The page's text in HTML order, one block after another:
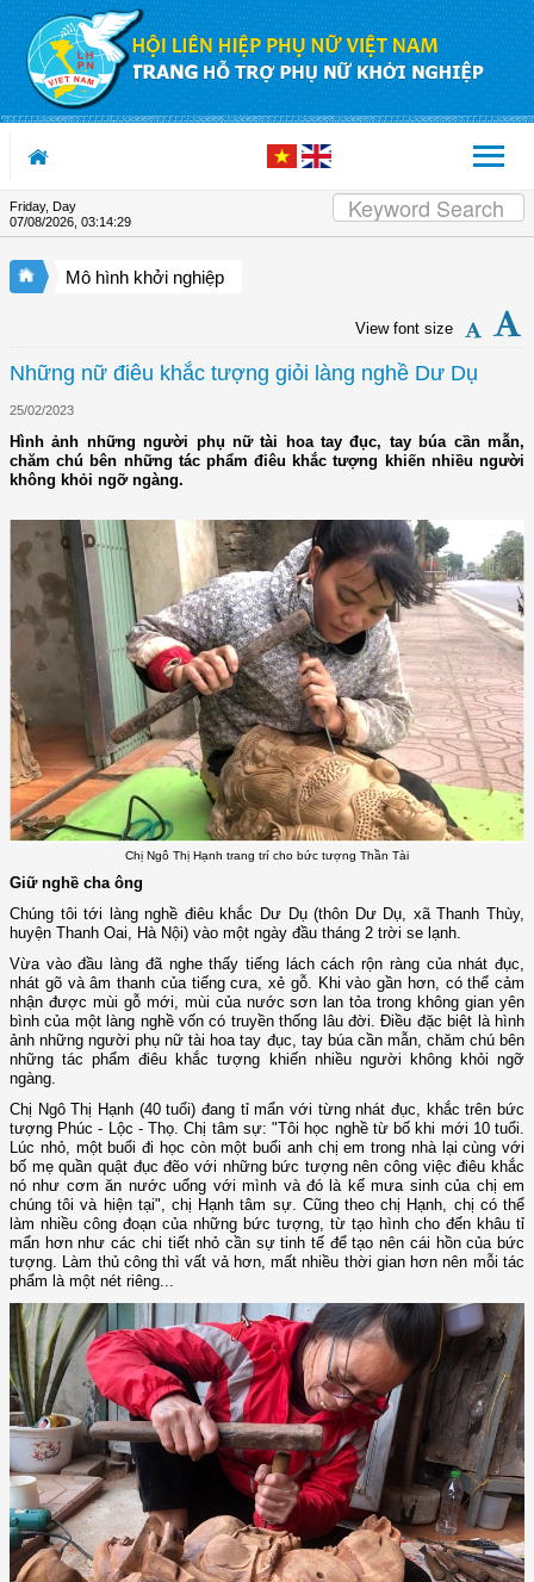
Skip to Content
Friday, Day
07/08/2026 03:14:30
Mô hình khởi nghiệp
View font size
Những nữ điêu khắc tượng giỏi làng nghề Dư Dụ
25/02/2023
Hình ảnh những người phụ nữ tài hoa tay đục, tay búa cần mẫn,
chăm chú bên những tác phẩm điêu khắc tượng khiến nhiều người
không khỏi ngỡ ngàng.
Chị Ngô Thị Hạnh trang trí cho bức tượng Thần Tài
Giữ nghề cha ông
Chúng tôi tới làng nghề điêu khắc Dư Dụ (thôn Dư Dụ, xã Thanh Thùy,
huyện Thanh Oai, Hà Nội) vào một ngày đầu tháng 2 trời se lạnh.
Vừa vào đầu làng đã nghe thấy tiếng lách cách rộn ràng của nhát đục,
nhát gõ và âm thanh của tiếng cưa, xẻ gỗ. Khi vào gần hơn, có thể cảm
nhận được mùi gỗ mới, mùi của nước sơn lan tỏa trong không gian yên
bình của một làng nghề vốn có truyền thống lâu đời. Điều đặc biệt là hình
ảnh những người phụ nữ tài hoa tay đục, tay búa cần mẫn, chăm chú bên
những tác phẩm điêu khắc tượng khiến nhiều người không khỏi ngỡ
ngàng.
Chị Ngô Thị Hạnh (40 tuổi) đang tỉ mẩn với từng nhát đục, khắc trên bức
tượng Phúc - Lộc - Thọ. Chị tâm sự: "Tôi học nghề từ bố khi mới 10 tuổi.
Lúc nhỏ, một buổi đi học còn một buổi anh chị em trong nhà lại cùng với
bố mẹ quần quật đục đẽo với những bức tượng nên công việc điêu khắc
nó như cơm ăn nước uống với mình và đó là kế mưa sinh của chị em
chúng tôi và hiện tại", chị Hạnh tâm sự. Cũng theo chị Hạnh, chị có thể
làm nhiều công đoạn của những bức tượng, từ tạo hình cho đến khâu tỉ
mẩn hơn như các chi tiết nhỏ cần sự tinh tế để tạo nên cái hồn của bức
tượng. Làm thủ công thì vất vả hơn, mất nhiều thời gian hơn nên mỗi tác
phẩm là một nét riêng...